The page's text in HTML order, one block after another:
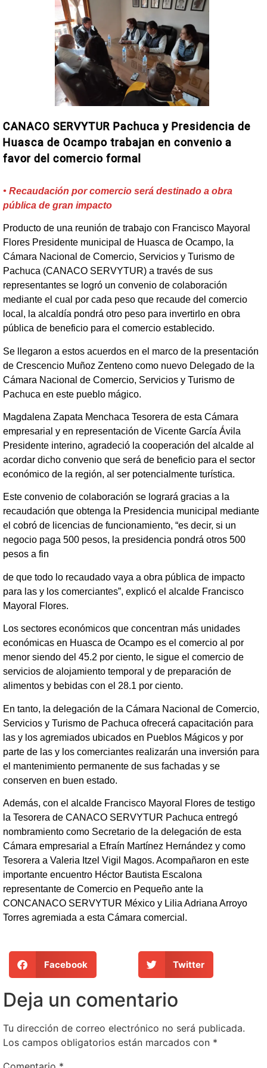
CANACO SERVYTUR Pachuca y Presidencia de
Huasca de Ocampo trabajan en convenio a
favor del comercio formal
• Recaudación por comercio será destinado a obra
pública de gran impacto
Producto de una reunión de trabajo con Francisco Mayoral
Flores Presidente municipal de Huasca de Ocampo, la
Cámara Nacional de Comercio, Servicios y Turismo de
Pachuca (CANACO SERVYTUR) a través de sus
representantes se logró un convenio de colaboración
mediante el cual por cada peso que recaude del comercio
local, la alcaldía pondrá otro peso para invertirlo en obra
pública de beneficio para el comercio establecido.
Se llegaron a estos acuerdos en el marco de la presentación
de Crescencio Muñoz Zenteno como nuevo Delegado de la
Cámara Nacional de Comercio, Servicios y Turismo de
Pachuca en este pueblo mágico.
Magdalena Zapata Menchaca Tesorera de esta Cámara
empresarial y en representación de Vicente García Ávila
Presidente interino, agradeció la cooperación del alcalde al
acordar dicho convenio que será de beneficio para el sector
económico de la región, al ser potencialmente turística.
Este convenio de colaboración se logrará gracias a la
recaudación que obtenga la Presidencia municipal mediante
el cobró de licencias de funcionamiento, “es decir, si un
negocio paga 500 pesos, la presidencia pondrá otros 500
pesos a fin
de que todo lo recaudado vaya a obra pública de impacto
para las y los comerciantes”, explicó el alcalde Francisco
Mayoral Flores.
Los sectores económicos que concentran más unidades
económicas en Huasca de Ocampo es el comercio al por
menor siendo del 45.2 por ciento, le sigue el comercio de
servicios de alojamiento temporal y de preparación de
alimentos y bebidas con el 28.1 por ciento.
En tanto, la delegación de la Cámara Nacional de Comercio,
Servicios y Turismo de Pachuca ofrecerá capacitación para
las y los agremiados ubicados en Pueblos Mágicos y por
parte de las y los comerciantes realizarán una inversión para
el mantenimiento permanente de sus fachadas y se
conserven en buen estado.
Además, con el alcalde Francisco Mayoral Flores de testigo
la Tesorera de CANACO SERVYTUR Pachuca entregó
nombramiento como Secretario de la delegación de esta
Cámara empresarial a Efraín Martínez Hernández y como
Tesorera a Valeria Itzel Vigil Magos. Acompañaron en este
importante encuentro Héctor Bautista Escalona
representante de Comercio en Pequeño ante la
CONCANACO SERVYTUR México y Lilia Adriana Arroyo
Torres agremiada a esta Cámara comercial.
Facebook Twitter
Deja un comentario
Tu dirección de correo electrónico no será publicada.
Los campos obligatorios están marcados con *